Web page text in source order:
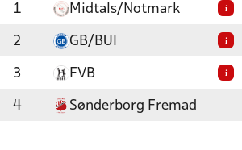
1 Midtals/Notmark i
2 GB/BUI i
3 FVB i
4 Sønderborg Fremad